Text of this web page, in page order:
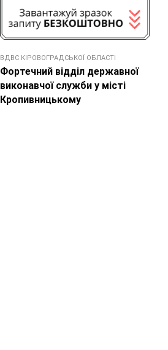
ВДВС КІРОВОГРАДСЬКОЇ ОБЛАСТІ
Фортечний відділ державної
виконавчої служби у місті
Кропивницькому